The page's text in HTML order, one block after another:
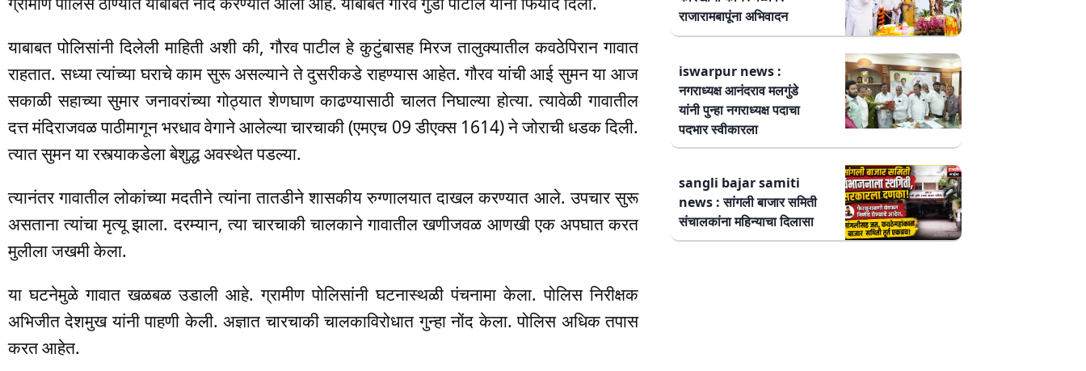
याबाबत पोलिसांनी दिलेली माहिती अशी की, गौरव पाटील हे कुटुंबासह मिरज तालुक्यातील कवठेपिरान गावात
राहतात. सध्या त्यांच्या घराचे काम सुरू असल्याने ते दुसरीकडे राहण्यास आहेत. गौरव यांची आई सुमन या आज
सकाळी सहाच्या सुमार जनावरांच्या गोठ्यात शेणघाण काढण्यासाठी चालत निघाल्या होत्या. त्यावेळी गावातील
दत्त मंदिराजवळ पाठीमागून भरधाव वेगाने आलेल्या चारचाकी (एमएच 09 डीएक्स 1614) ने जोराची धडक दिली.
त्यात सुमन या रस्त्याकडेला बेशुद्ध अवस्थेत पडल्या.
त्यानंतर गावातील लोकांच्या मदतीने त्यांना तातडीने शासकीय रुग्णालयात दाखल करण्यात आले. उपचार सुरू
असताना त्यांचा मृत्यू झाला. दरम्यान, त्या चारचाकी चालकाने गावातील खणीजवळ आणखी एक अपघात करत
मुलीला जखमी केला.
या घटनेमुळे गावात खळबळ उडाली आहे. ग्रामीण पोलिसांनी घटनास्थळी पंचनामा केला. पोलिस निरीक्षक
अभिजीत देशमुख यांनी पाहणी केली. अज्ञात चारचाकी चालकाविरोधात गुन्हा नोंद केला. पोलिस अधिक तपास
करत आहेत.
राजारामबापूंना अभिवादन
iswarpur news :
नगराध्यक्ष आनंदराव मलगुंडे
यांनी पुन्हा नगराध्यक्ष पदाचा
पदभार स्वीकारला
sangli bajar samiti
news : सांगली बाजार समिती
संचालकांना महिन्याचा दिलासा